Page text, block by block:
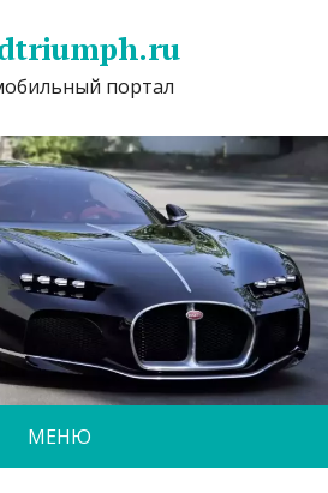
портал
МЕНЮ